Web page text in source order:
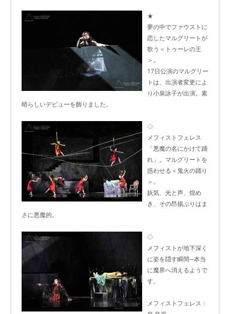
★
夢の中でファウストに
恋したマルグリートが
歌う＜トゥーレの王
＞。
17日公演のマルグリー
トは、出演者変更によ
り小泉詠子が出演。素
晴らしいデビューを飾りました。
◇
メフィストフェレス
「悪魔の名にかけて踊
れ」。マルグリートを
惑わせる＜鬼火の踊り
＞。
妖気、光と声、煌め
き、その昂揚ぶりはま
さに悪魔的。
◇
メフィストが地下深く
に姿を隠す瞬間─本当
に魔界へ消えるようで
す。
メフィストフェレス：